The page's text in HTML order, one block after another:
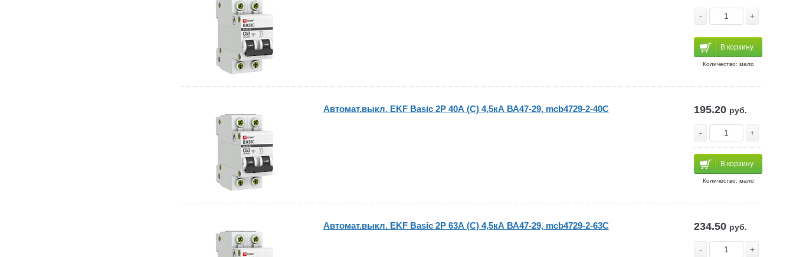
- +
В корзину
Количество: мало
Автомат.выкл. EKF Basic 2P 40А (C) 4,5кА ВА47-29, mcb4729-2-40C 195.20 руб.
- +
В корзину
Количество: мало
Автомат.выкл. EKF Basic 2P 63А (C) 4,5кА ВА47-29, mcb4729-2-63C 234.50 руб.
- +